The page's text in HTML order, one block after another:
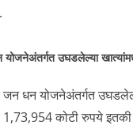
योजनेअंतर्गत उघडलेल्या
जन धन योजनेअंतर्गत
कोटी रुपये